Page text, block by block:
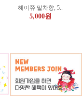
헤이쮸 말차향, 5..
5,000원